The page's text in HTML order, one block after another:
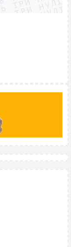
ТРИ НУЛІ
ТРИ НУЛІ
ТРИ НУЛІ